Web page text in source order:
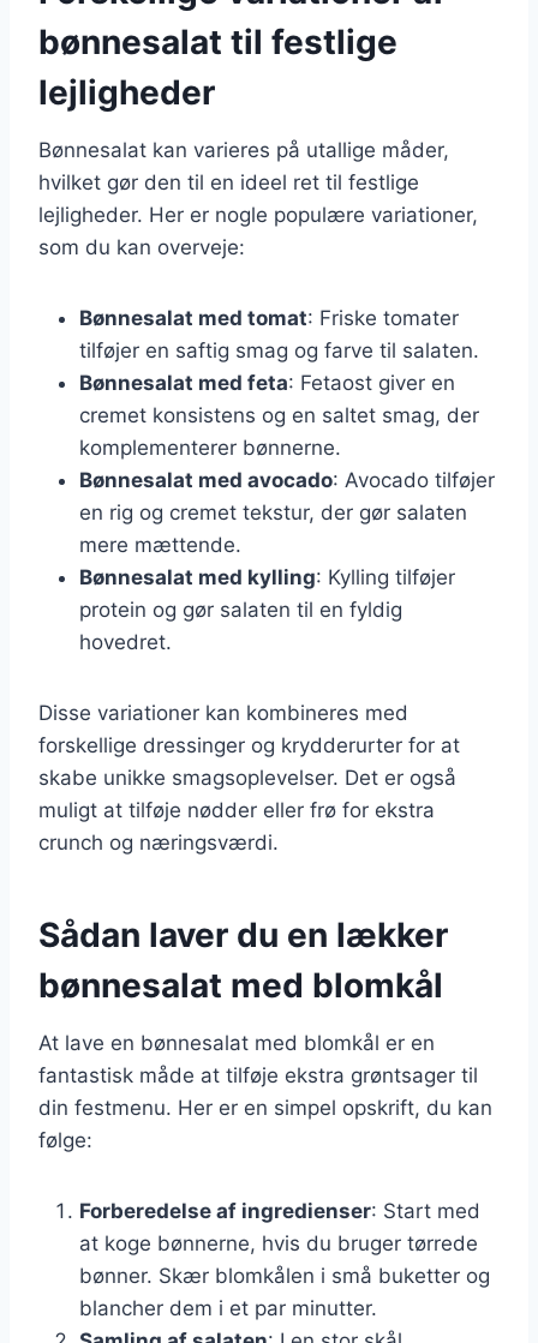
bønnesalat til festlige
lejligheder
Bønnesalat kan varieres på utallige måder,
hvilket gør den til en ideel ret til festlige
lejligheder. Her er nogle populære variationer,
som du kan overveje:
Bønnesalat med tomat: Friske tomater
tilføjer en saftig smag og farve til salaten.
Bønnesalat med feta: Fetaost giver en
cremet konsistens og en saltet smag, der
komplementerer bønnerne.
Bønnesalat med avocado: Avocado tilføjer
en rig og cremet tekstur, der gør salaten
mere mættende.
Bønnesalat med kylling: Kylling tilføjer
protein og gør salaten til en fyldig
hovedret.
Disse variationer kan kombineres med
forskellige dressinger og krydderurter for at
skabe unikke smagsoplevelser. Det er også
muligt at tilføje nødder eller frø for ekstra
crunch og næringsværdi.
Sådan laver du en lækker
bønnesalat med blomkål
At lave en bønnesalat med blomkål er en
fantastisk måde at tilføje ekstra grøntsager til
din festmenu. Her er en simpel opskrift, du kan
følge:
Forberedelse af ingredienser: Start med
at koge bønnerne, hvis du bruger tørrede
bønner. Skær blomkålen i små buketter og
blancher dem i et par minutter.